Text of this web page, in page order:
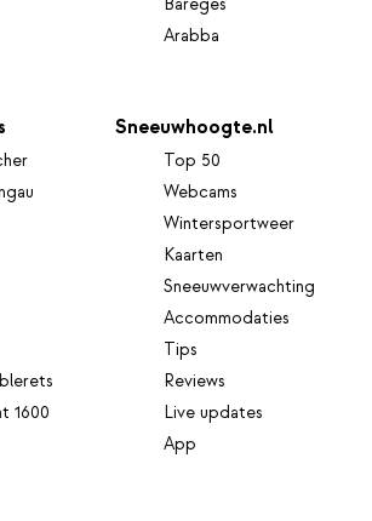
Bareges
Arabba
1600
Sneeuwhoogte.nl
Top 50
Webcams
Wintersportweer
Kaarten
Sneeuwverwachting
Accommodaties
Tips
Reviews
Live updates
App